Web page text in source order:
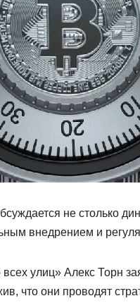
не столько
внедрением и
улиц» Алекс Торн
что они проводят